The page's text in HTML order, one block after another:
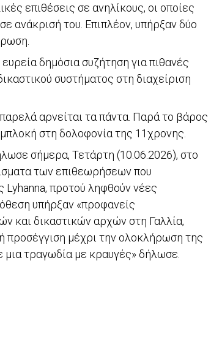
επιθέσεις σε ανηλίκους, οι οποίες
ανάκρισή του. Επιπλέον, υπήρξαν δύο
δημόσια συζήτηση για πιθανές
συστήματος στη διαχείριση
αρνείται τα πάντα. Παρά το βάρος
στη δολοφονία της 11χρονης.
σήμερα, Τετάρτη (10.06.2026), στο
των επιθεωρήσεων που
Lyhanna, προτού ληφθούν νέες
υπήρξαν «προφανείς
και δικαστικών αρχών στη Γαλλία,
προσέγγιση μέχρι την ολοκλήρωση της
μια τραγωδία με κραυγές» δήλωσε.